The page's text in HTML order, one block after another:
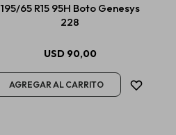
195/65 R15 95H Boto Genesys
228
USD 90,00